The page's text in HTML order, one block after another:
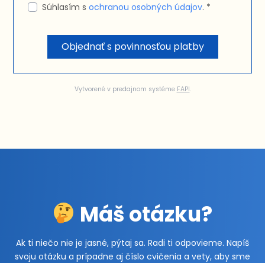
Súhlasím sochranou osobných údajov. *
Objednať s povinnosťou platby
Vytvorené v predajnom systéme FAPI.
Máš otázku?
Ak ti niečo nie je jasné, pýtaj sa. Radi ti odpovieme. Napíš
svoju otázku a prípadne aj číslo cvičenia a vety, aby sme